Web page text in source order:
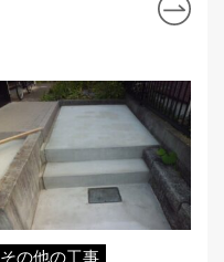
その他の工事